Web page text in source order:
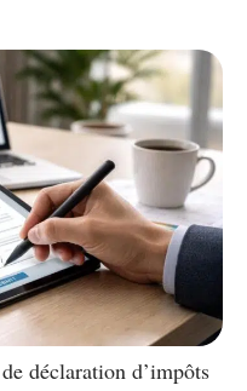
déclaration d’impôts